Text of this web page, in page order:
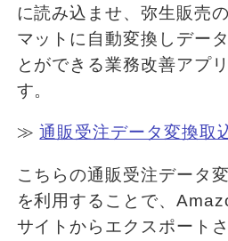
に読み込ませ、弥生販売
マットに自動変換しデー
とができる業務改善アプ
す。
≫通販受注データ変換取
こちらの通販受注データ
を利用することで、
サイトからエクスポート